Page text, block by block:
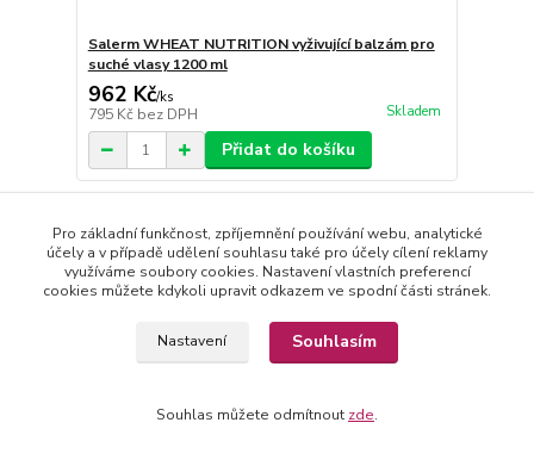
Salerm WHEAT NUTRITION vyživující balzám pro
suché vlasy 1200 ml
962 Kč/ks
795 Kč bez DPH Skladem
Přidat do košíku
Pro základní funkčnost, zpříjemnění používání webu, analytické
účely a v případě udělení souhlasu také pro účely cílení reklamy
využíváme soubory cookies. Nastavení vlastních preferencí
cookies můžete kdykoli upravit odkazem ve spodní části stránek.
Nastavení Souhlasím
Souhlas můžete odmítnout zde.